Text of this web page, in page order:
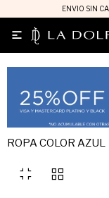
ENVIO SIN

ROPA COLOR AZUL
fullscreen_exit grid_view